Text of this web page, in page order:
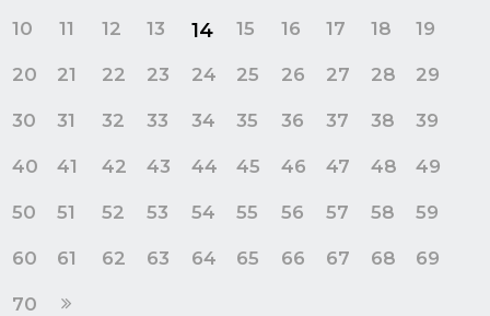
10 11 12 13 14 15 16 17 18 19
20 21 22 23 24 25 26 27 28 29
30 31 32 33 34 35 36 37 38 39
40 41 42 43 44 45 46 47 48 49
50 51 52 53 54 55 56 57 58 59
60 61 62 63 64 65 66 67 68 69
70